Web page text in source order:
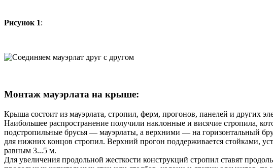
Рисунок 1:
Монтаж мауэрлата на крыше:
Крыша состоит из мауэрлата, стропил, ферм, прогонов, панелей и других
Наибольшее распространение получили наклонные и висячие стропила,
подстропильные брусья — мауэрлаты, а верхними — на горизонтальный
для нижних концов стропил. Верхний прогон поддерживается стойками,
равным 3...5 м.
Для увеличения продольной жесткости конструкций стропил ставят